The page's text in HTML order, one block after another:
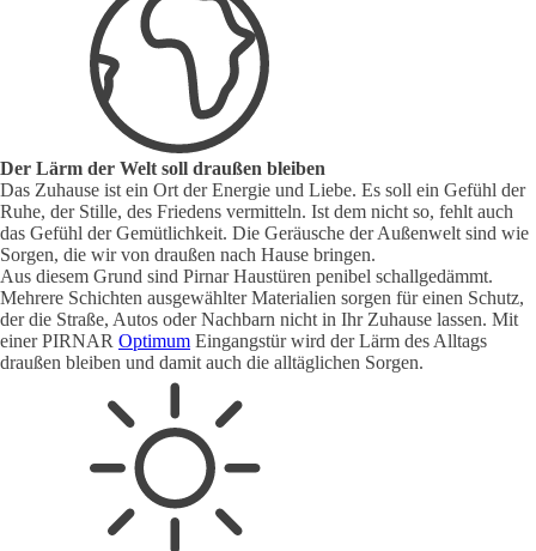
Der Lärm der Welt soll draußen bleiben
Das Zuhause ist ein Ort der Energie und Liebe. Es soll ein Gefühl der
Ruhe, der Stille, des Friedens vermitteln. Ist dem nicht so, fehlt auch
das Gefühl der Gemütlichkeit. Die Geräusche der Außenwelt sind wie
Sorgen, die wir von draußen nach Hause bringen.
Aus diesem Grund sind Pirnar Haustüren penibel schallgedämmt.
Mehrere Schichten ausgewählter Materialien sorgen für einen Schutz,
der die Straße, Autos oder Nachbarn nicht in Ihr Zuhause lassen. Mit
einer PIRNAR Optimum Eingangstür wird der Lärm des Alltags
draußen bleiben und damit auch die alltäglichen Sorgen.